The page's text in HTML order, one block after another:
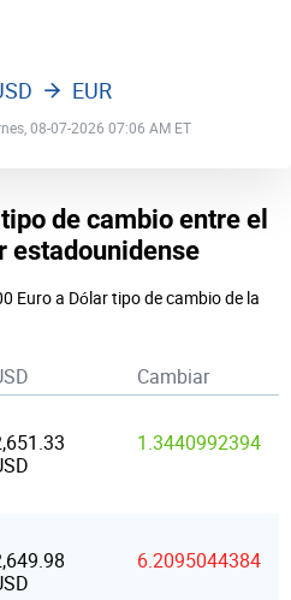
08-07-2026 07:06 AM ET
EUR
de cambio entre el
estadounidense
Euro a Dólar tipo de cambio de la
Cambiar
1.3440992394
6.2095044384